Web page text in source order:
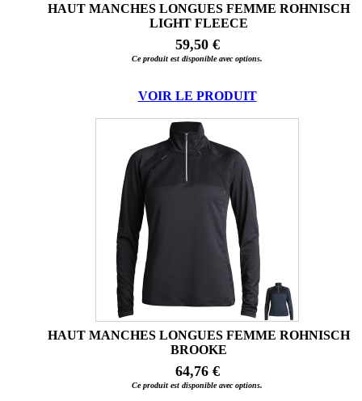
HAUT MANCHES LONGUES FEMME ROHNISCH
LIGHT FLEECE
59,50 €
Ce produit est disponible avec options.
VOIR LE PRODUIT
HAUT MANCHES LONGUES FEMME ROHNISCH
BROOKE
64,76 €
Ce produit est disponible avec options.